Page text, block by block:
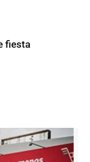
fiesta